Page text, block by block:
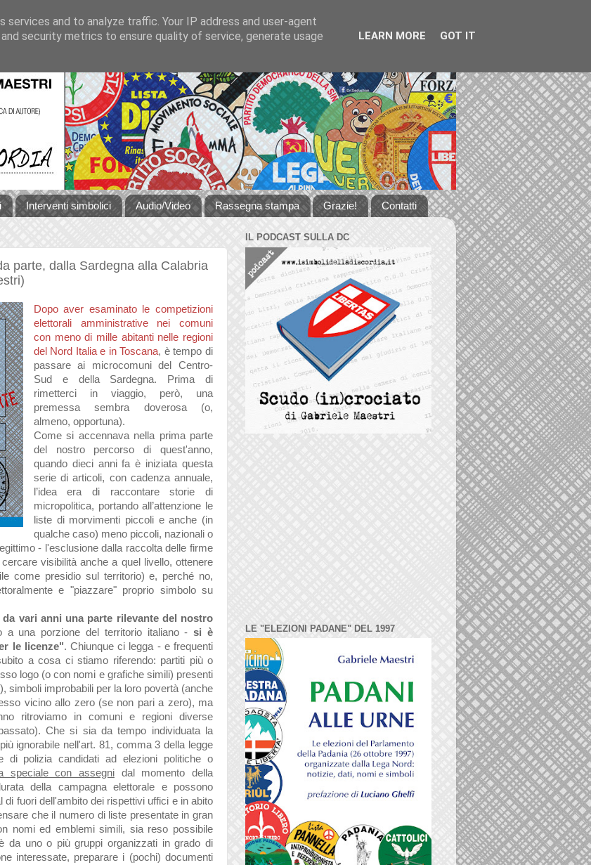
Interventi simbolici Audio/Video Rassegna stampa Grazie! Contatti
parte, dalla Sardegna alla Calabria
Dopo aver esaminato le competizioni
elettorali amministrative nei comuni
con meno di mille abitanti nelle regioni
del Nord Italia e in Toscana, è tempo di
passare ai microcomuni del Centro-
Sud e della Sardegna. Prima di
rimetterci in viaggio, però, una
premessa sembra doverosa (o,
almeno, opportuna).
Come si accennava nella prima parte
del nostro percorso di quest'anno,
quando dieci anni fa è iniziata questa
serie di articoli, con cadenza annuale,
l’idea era di raccontare storie di
micropolitica, portando all’attenzione le
liste di morvimenti piccoli e anche (in
qualche caso) meno piccoli, nazionali o
- l'esclusione dalla raccolta delle firme
visibilità anche a quel livello, ottenere
come presidio sul territorio) e, perché no,
e "piazzare" proprio simbolo su
da vari anni una parte rilevante del nostro
a una porzione del territorio italiano -si è
le licenze". Chiunque ci legga - e frequenti
a cosa ci stiamo riferendo: partiti più o
logo (o con nomi e grafiche simili) presenti
simboli improbabili per la loro povertà (anche
vicino allo zero (se non pari a zero), ma
ritroviamo in comuni e regioni diverse
Che si sia da tempo individuata la
ignorabile nell'art. 81, comma 3 della legge
di polizia candidati ad elezioni politiche o
speciale con assegnidal momento della
della campagna elettorale e possono
fuori dell'ambito dei rispettivi uffici e in abito
che il numero di liste presentate in gran
nomi ed emblemi simili, sia reso possibile
da uno o più gruppi organizzati in grado di
interessate, preparare i (pochi) documenti
IL PODCAST SULLA DC
LE "ELEZIONI PADANE" DEL 1997
and to analyze traffic. Your IP address and user-agent
security metrics to ensure quality of service, generate usage
LEARN MORE GOT IT